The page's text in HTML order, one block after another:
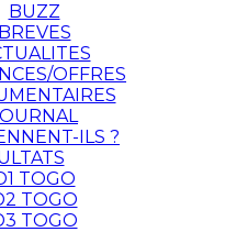
BUZZ
BREVES
OFFRES
ILS ?
TOGO
TOGO
TOGO